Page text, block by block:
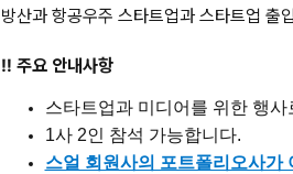
방산과 항공우주 스타트업과 스타트업 출
‼️ 주요 안내사항
스타트업과 미디어를 위한 행
1사 2인 참석 가능합니다.
스얼 회원사의 포트폴리오사가